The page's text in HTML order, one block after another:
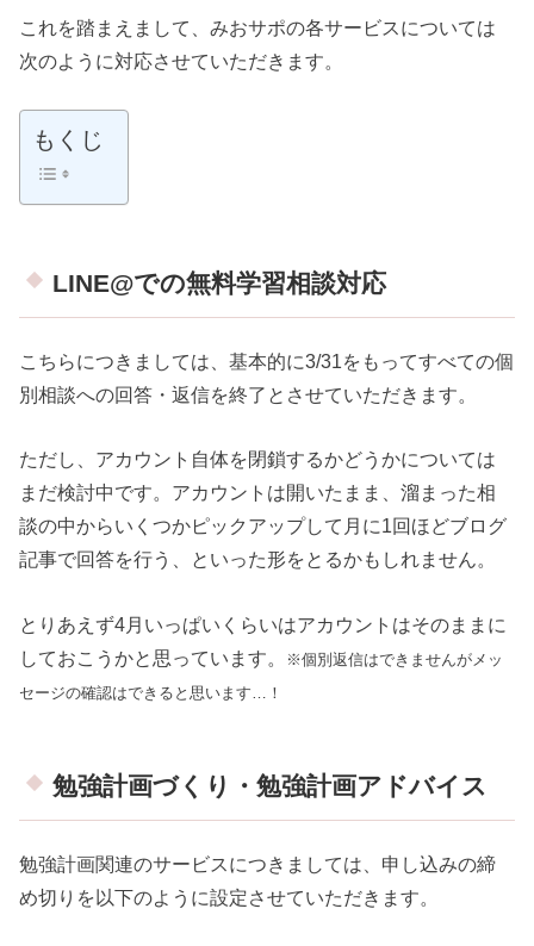
これを踏まえまして、みおサポの各サービスについては
次のように対応させていただきます。
もくじ
LINE@での無料学習相談対応
こちらにつきましては、基本的に3/31をもってすべての個
別相談への回答・返信を終了とさせていただきます。
ただし、アカウント自体を閉鎖するかどうかについては
まだ検討中です。アカウントは開いたまま、溜まった相
談の中からいくつかピックアップして月に1回ほどブログ
記事で回答を行う、といった形をとるかもしれません。
とりあえず4月いっぱいくらいはアカウントはそのままに
しておこうかと思っています。
※個別返信はできませんがメッ
セージの確認はできると思います…！
勉強計画づくり・勉強計画アドバイス
勉強計画関連のサービスにつきましては、申し込みの締
め切りを以下のように設定させていただきます。